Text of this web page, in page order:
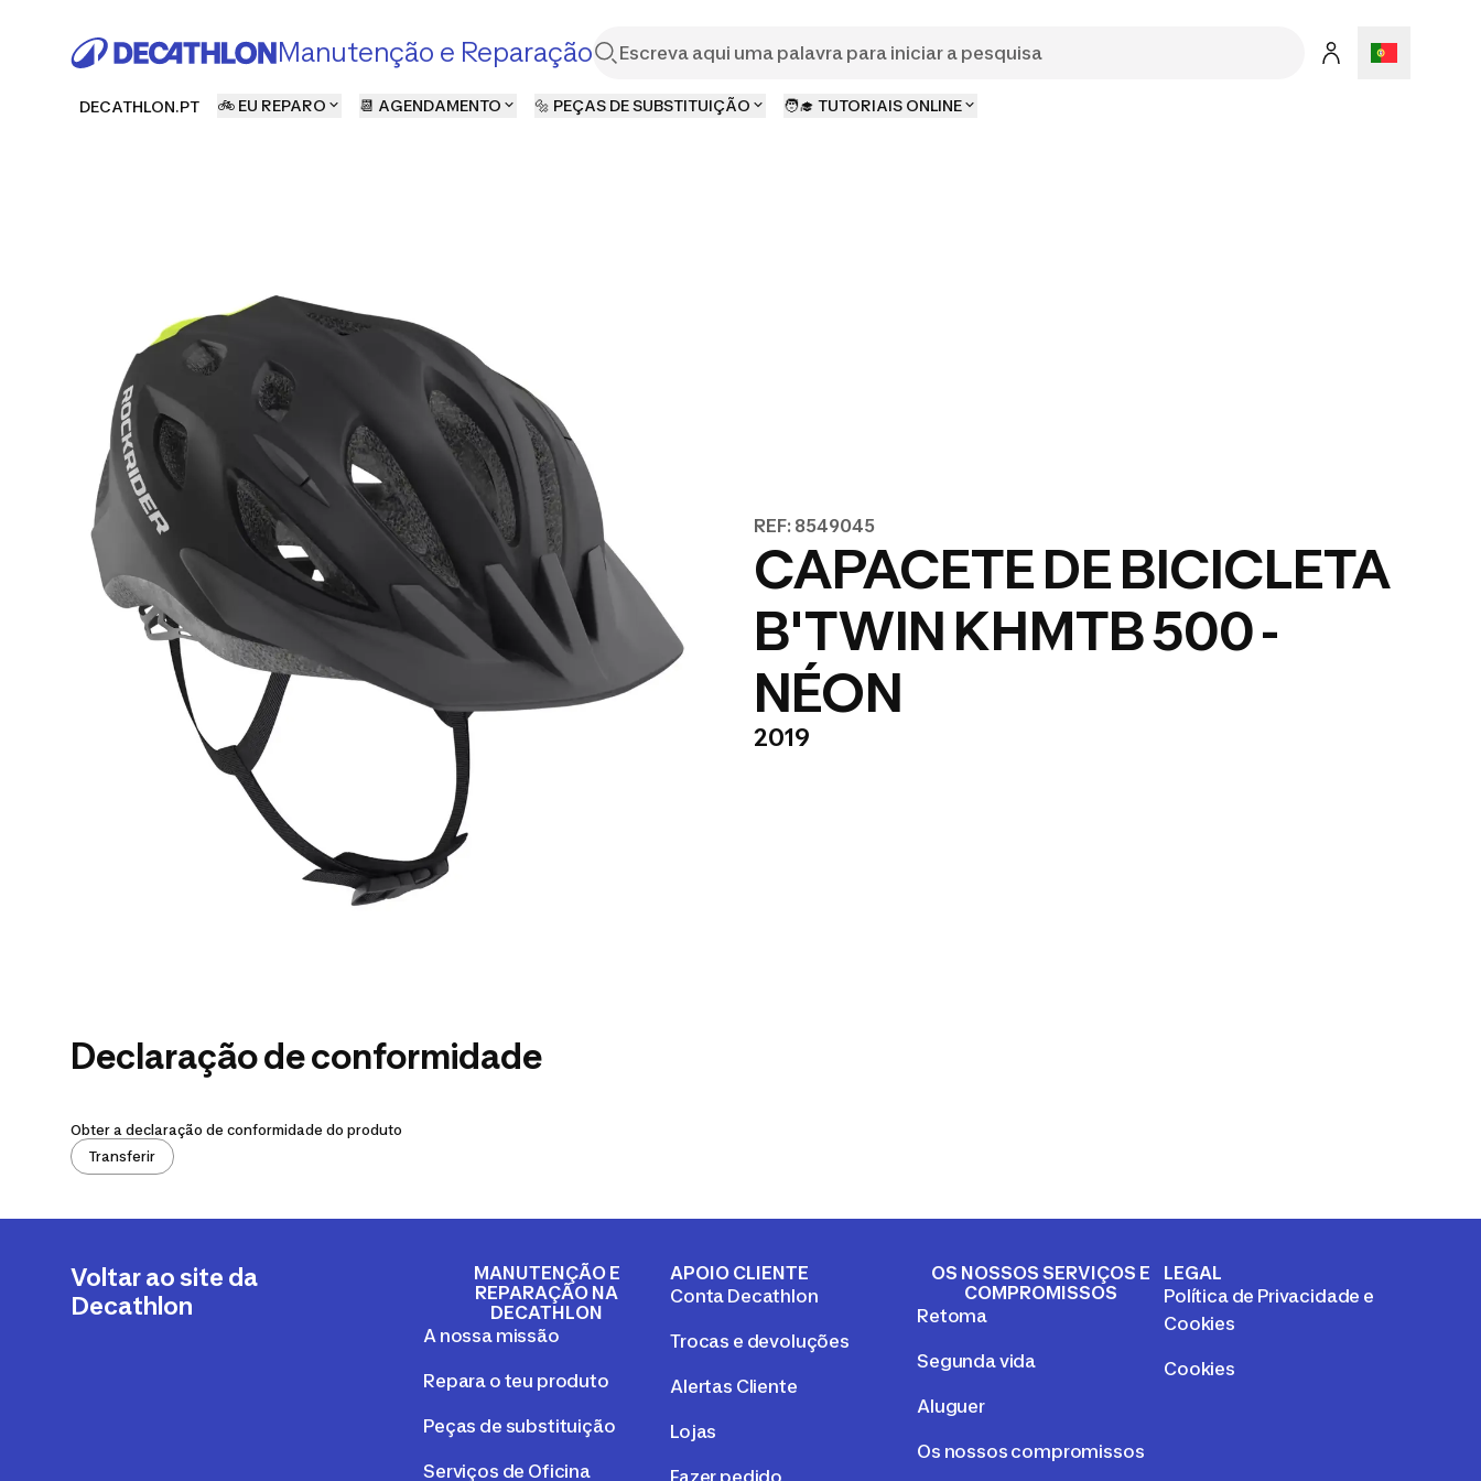
Manutenção e Reparação
DECATHLON.PT 🚲 EU REPARO 📆 AGENDAMENTO 🔩 PEÇAS DE SUBSTITUIÇÃO 🧑‍🎓 TUTORIAIS ONLINE
REF: 8549045
CAPACETE DE BICICLETA
B'TWIN KHMTB 500 -
NÉON
2019
Declaração de conformidade
Obter a declaração de conformidade do produto
Transferir
Voltar ao site da
Decathlon
MANUTENÇÃO E
REPARAÇÃO NA
DECATHLON
A nossa missão
Repara o teu produto
Peças de substituição
Serviços de Oficina
APOIO CLIENTE
Conta Decathlon
Trocas e devoluções
Alertas Cliente
Lojas
Fazer pedido
OS NOSSOS SERVIÇOS E
COMPROMISSOS
Retoma
Segunda vida
Aluguer
Os nossos compromissos
LEGAL
Política de Privacidade e
Cookies
Cookies